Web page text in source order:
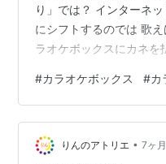
り」では？ インターネ
にシフトするのでは 歌
ラオケボックスにカネを
のタイトルを見て「私は
行ってる」「友達とカラ
応する方はいると思いま
「カラオケボックスって
#カラオケボックス #カ
りんのアトリエ • 7ヶ